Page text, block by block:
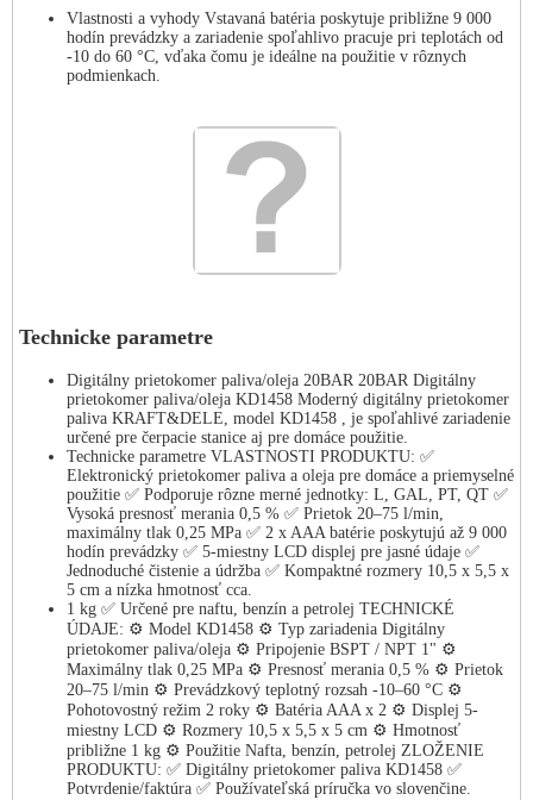
Vlastnosti a vyhody Vstavaná batéria poskytuje približne 9 000
hodín prevádzky a zariadenie spoľahlivo pracuje pri teplotách od
-10 do 60 °C, vďaka čomu je ideálne na použitie v rôznych
podmienkach.
Technicke parametre
Digitálny prietokomer paliva/oleja 20BAR 20BAR Digitálny
prietokomer paliva/oleja KD1458 Moderný digitálny prietokomer
paliva KRAFT&DELE, model KD1458 , je spoľahlivé zariadenie
určené pre čerpacie stanice aj pre domáce použitie.
Technicke parametre VLASTNOSTI PRODUKTU: ✅
Elektronický prietokomer paliva a oleja pre domáce a priemyselné
použitie ✅ Podporuje rôzne merné jednotky: L, GAL, PT, QT ✅
Vysoká presnosť merania 0,5 % ✅ Prietok 20–75 l/min,
maximálny tlak 0,25 MPa ✅ 2 x AAA batérie poskytujú až 9 000
hodín prevádzky ✅ 5-miestny LCD displej pre jasné údaje ✅
Jednoduché čistenie a údržba ✅ Kompaktné rozmery 10,5 x 5,5 x
5 cm a nízka hmotnosť cca.
1 kg ✅ Určené pre naftu, benzín a petrolej TECHNICKÉ
ÚDAJE: ⚙️ Model KD1458 ⚙️ Typ zariadenia Digitálny
prietokomer paliva/oleja ⚙️ Pripojenie BSPT / NPT 1" ⚙️
Maximálny tlak 0,25 MPa ⚙️ Presnosť merania 0,5 % ⚙️ Prietok
20–75 l/min ⚙️ Prevádzkový teplotný rozsah -10–60 °C ⚙️
Pohotovostný režim 2 roky ⚙️ Batéria AAA x 2 ⚙️ Displej 5-
miestny LCD ⚙️ Rozmery 10,5 x 5,5 x 5 cm ⚙️ Hmotnosť
približne 1 kg ⚙️ Použitie Nafta, benzín, petrolej ZLOŽENIE
PRODUKTU: ✅ Digitálny prietokomer paliva KD1458 ✅
Potvrdenie/faktúra ✅ Používateľská príručka vo slovenčine.